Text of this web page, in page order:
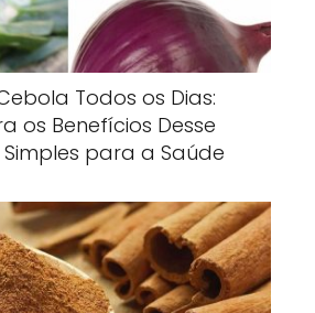
Todos os Dias:
os Benefícios Desse
para a Saúde